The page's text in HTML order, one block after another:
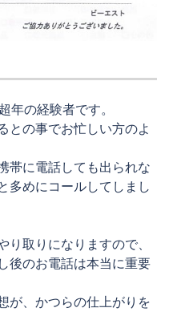
年の経験者です。
との事でお忙しい方のよ
帯に電話しても出られな
多めにコールしてしまし
取りになりますので、
後のお電話は本当に重要
が、かつらの仕上がりを